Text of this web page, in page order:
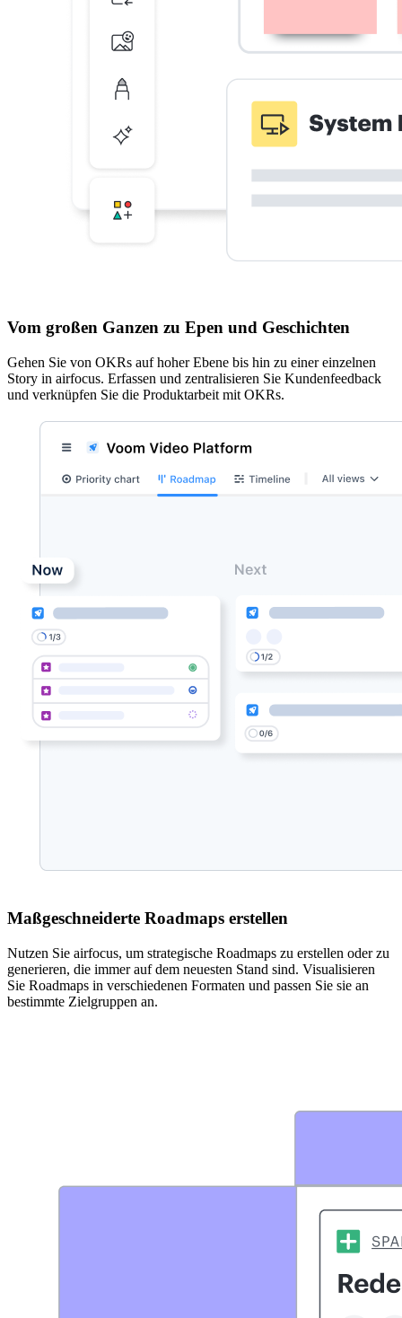
Vom großen Ganzen zu Epen und Geschichten
Gehen Sie von OKRs auf hoher Ebene bis hin zu einer einzelnen
Story in airfocus. Erfassen und zentralisieren Sie Kundenfeedback
und verknüpfen Sie die Produktarbeit mit OKRs.
Maßgeschneiderte Roadmaps erstellen
Nutzen Sie airfocus, um strategische Roadmaps zu erstellen oder zu
generieren, die immer auf dem neuesten Stand sind. Visualisieren
Sie Roadmaps in verschiedenen Formaten und passen Sie sie an
bestimmte Zielgruppen an.